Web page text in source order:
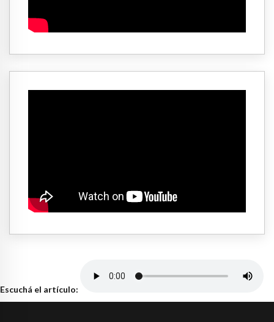
Escuchá el artículo: